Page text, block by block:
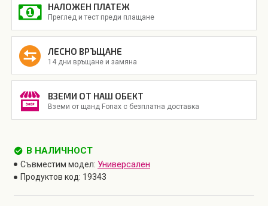
НАЛОЖЕН ПЛАТЕЖ
Преглед и тест преди плащане
ЛЕСНО ВРЪЩАНЕ
14 дни връщане и замяна
ВЗЕМИ ОТ НАШ ОБЕКТ
Вземи от щанд Fonax с безплатна доставка
В НАЛИЧНОСТ
Съвместим модел: Универсален
Продуктов код: 19343